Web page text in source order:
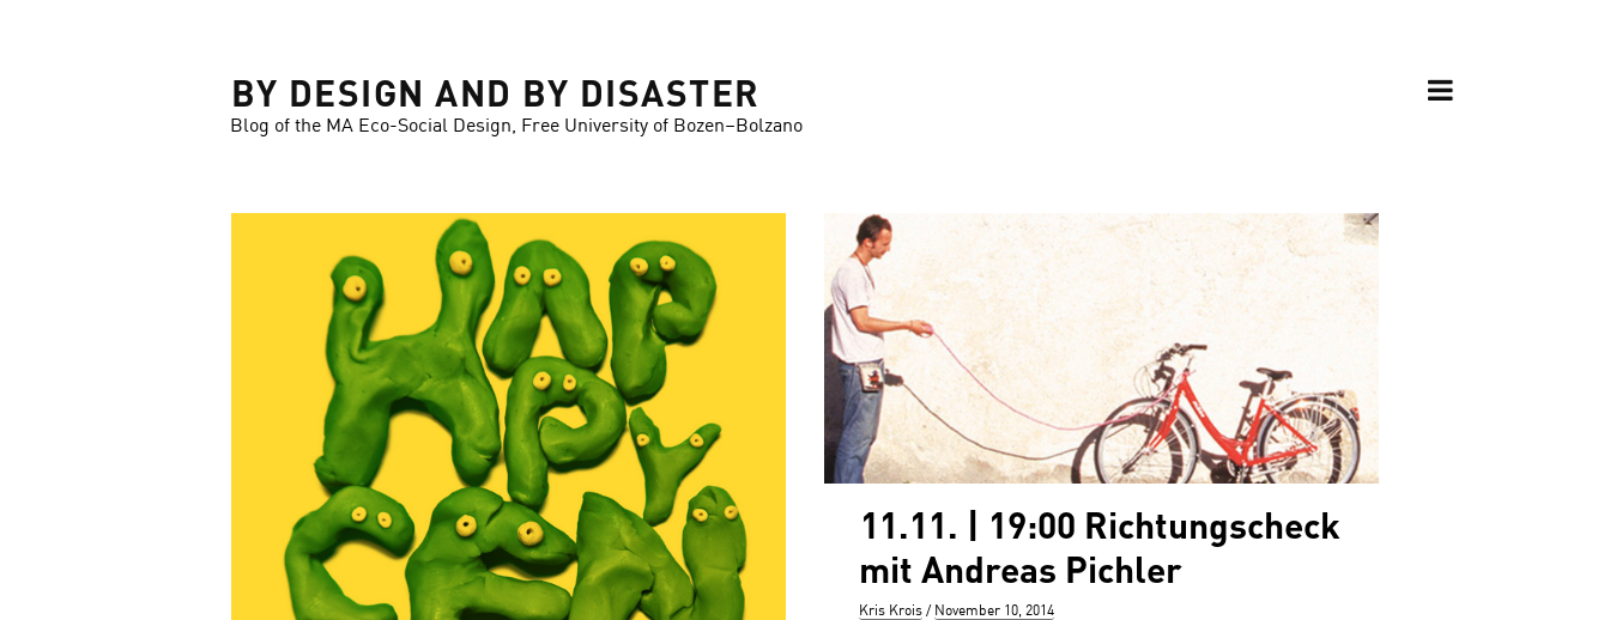
BY DESIGN AND BY DISASTER
Blog of the MA Eco-Social Design, Free University of Bozen–Bolzano
11.11. | 19:00 Richtungscheck
mit Andreas Pichler
Author
Kris Krois
Posted
November 10, 2014